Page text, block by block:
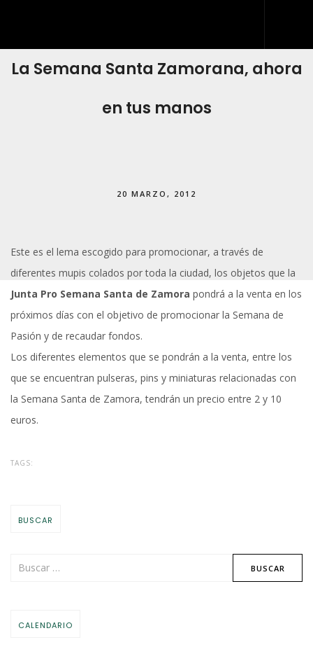
INICIO
CONTACTO
La Semana Santa Zamorana, ahora
en tus manos
20 MARZO, 2012
Este es el lema escogido para promocionar, a través de
diferentes mupis colados por toda la ciudad, los objetos que la
Junta Pro Semana Santa de Zamora pondrá a la venta en los
próximos días con el objetivo de promocionar la Semana de
Pasión y de recaudar fondos.
Los diferentes elementos que se pondrán a la venta, entre los
que se encuentran pulseras, pins y miniaturas relacionadas con
la Semana Santa de Zamora, tendrán un precio entre 2 y 10
euros.
TAGS:
BUSCAR
CALENDARIO